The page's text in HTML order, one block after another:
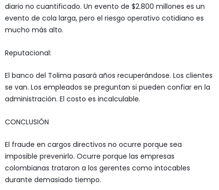
diario no cuantificado. Un evento de $2.800 millones es un
evento de cola larga, pero el riesgo operativo cotidiano es
mucho más alto.
Reputacional:
El banco del Tolima pasará años recuperándose. Los clientes
se van. Los empleados se preguntan si pueden confiar en la
administración. El costo es incalculable.
CONCLUSIÓN
El fraude en cargos directivos no ocurre porque sea
imposible prevenirlo. Ocurre porque las empresas
colombianas trataron a los gerentes como intocables
durante demasiado tiempo.